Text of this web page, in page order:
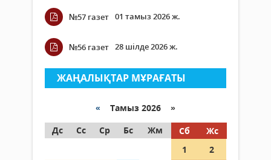
№57 газет 01 тамыз 2026 ж.
№56 газет 28 шілде 2026 ж.
ЖАҢАЛЫҚТАР МҰРАҒАТЫ
« Тамыз 2026 »
Дс
Сс Ср Бс Жм Сб
Жс
1
2